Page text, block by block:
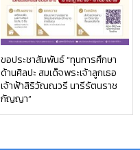
ขอประชาสัมพันธ์ “ทุนการศึกษา
ด้านศิลปะ สมเด็จพระเจ้าลูกเธอ
เจ้าฟ้าสิริวัณณวรี นารีรัตนราช
กัญญา”